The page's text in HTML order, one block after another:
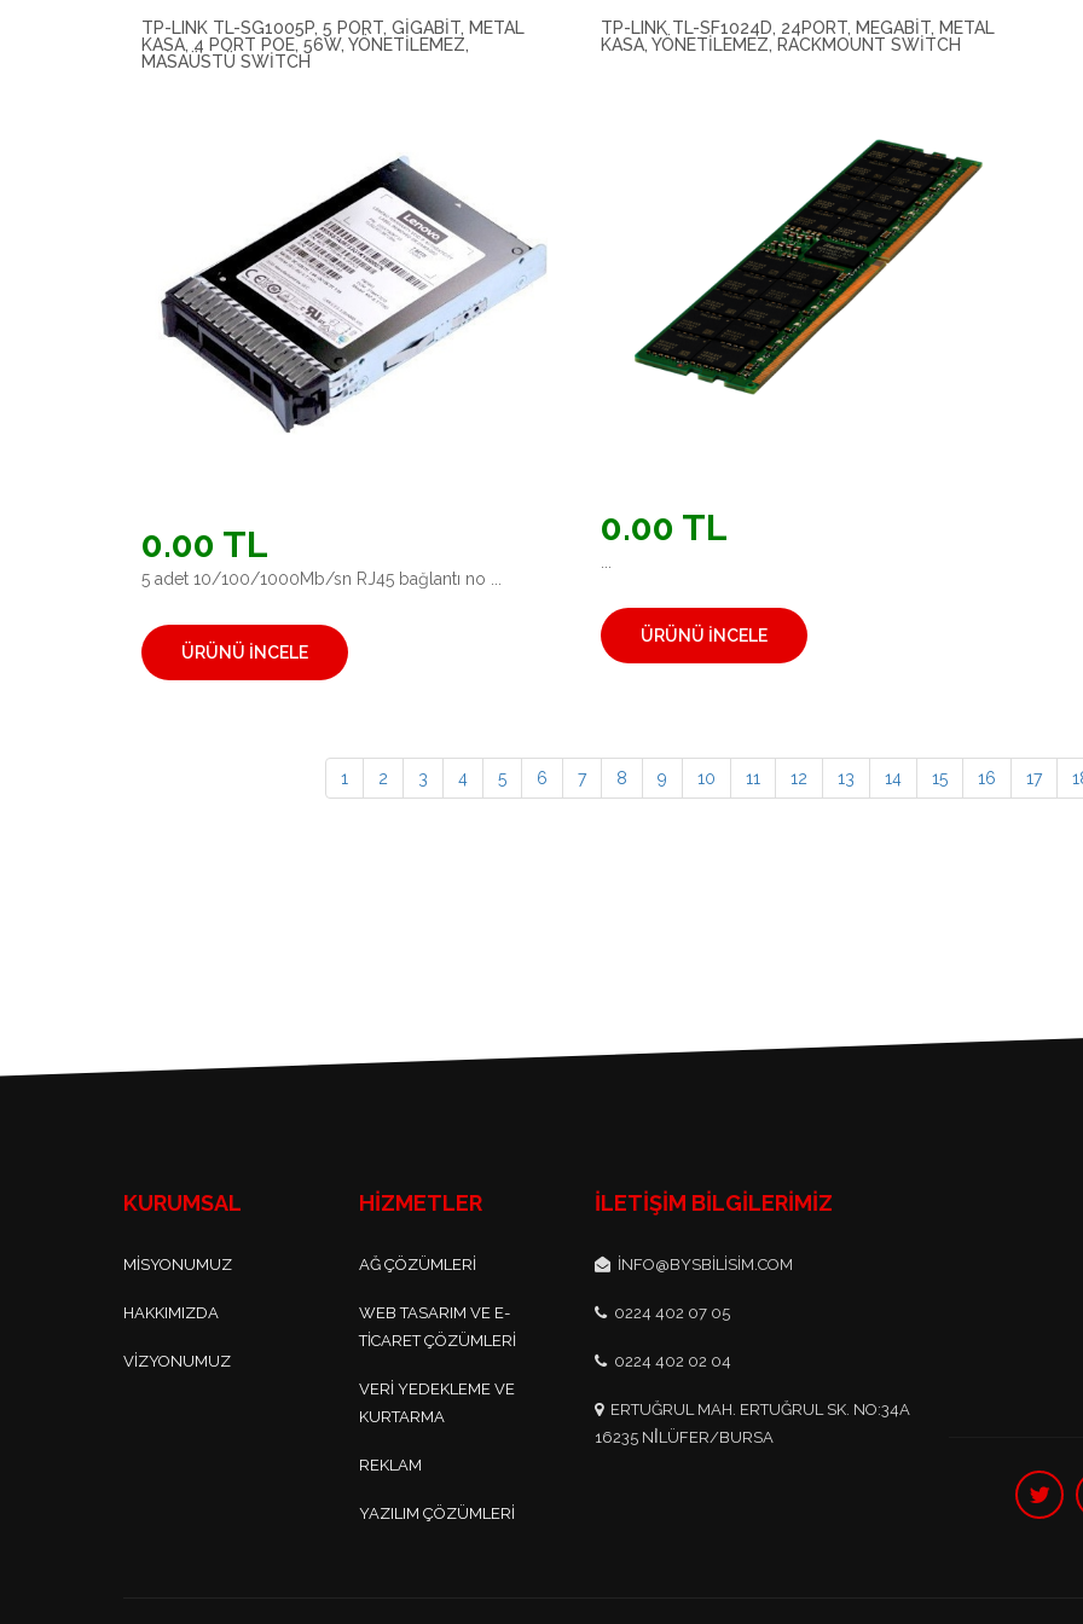
TP-LINK TL-SG1005P, 5 PORT, GIGABIT, METAL
KASA, 4 PORT POE, 56W, YÖNETILEMEZ,
MASAÜSTÜ SWITCH
0.00 TL
5 adet 10/100/1000Mb/sn RJ45 bağlantı no ...
ÜRÜNÜ İNCELE
TP-LINK TL-SF1024D, 24PORT, MEGABIT, METAL
KASA, YÖNETILEMEZ, RACKMOUNT SWITCH
0.00 TL
ÜRÜNÜ İNCELE
1 2 3 4 5 6 7 8 9 10 11 12 13 14 15 16 17
KURUMSAL
MISYONUMUZ
HAKKIMIZDA
VIZYONUMUZ
HİZMETLER
AĞ ÇÖZÜMLERI
WEB TASARIM VE E-
TICARET ÇÖZÜMLERI
VERI YEDEKLEME VE
KURTARMA
REKLAM
YAZILIM ÇÖZÜMLERI
İLETIŞIM BILGILERIMIZ
INFO@BYSBILISIM.COM
0224 402 07 05
0224 402 02 04
ERTUĞRUL MAH. ERTUĞRUL SK. NO:34A
16235 NİLÜFER/BURSA